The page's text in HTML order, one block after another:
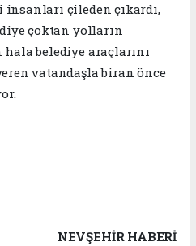
çileden çıkardı,
çoktan yolların
belediye araçlarını
vatandaşla biran önce
NEVŞEHIR HABERİ